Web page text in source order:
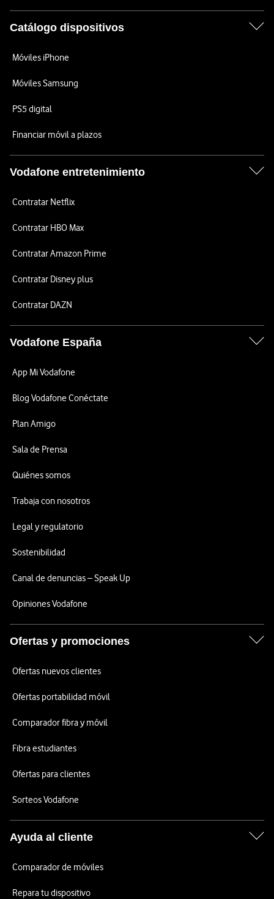
Catálogo dispositivos
Móviles iPhone
Móviles Samsung
PS5 digital
Financiar móvil a plazos
Vodafone entretenimiento
Contratar Netflix
Contratar HBO Max
Contratar Amazon Prime
Contratar Disney plus
Contratar DAZN
Vodafone España
App Mi Vodafone
Blog Vodafone Conéctate
Plan Amigo
Sala de Prensa
Quiénes somos
Trabaja con nosotros
Legal y regulatorio
Sostenibilidad
Canal de denuncias – Speak Up
Opiniones Vodafone
Ofertas y promociones
Ofertas nuevos clientes
Ofertas portabilidad móvil
Comparador fibra y móvil
Fibra estudiantes
Ofertas para clientes
Sorteos Vodafone
Ayuda al cliente
Comparador de móviles
Repara tu dispositivo